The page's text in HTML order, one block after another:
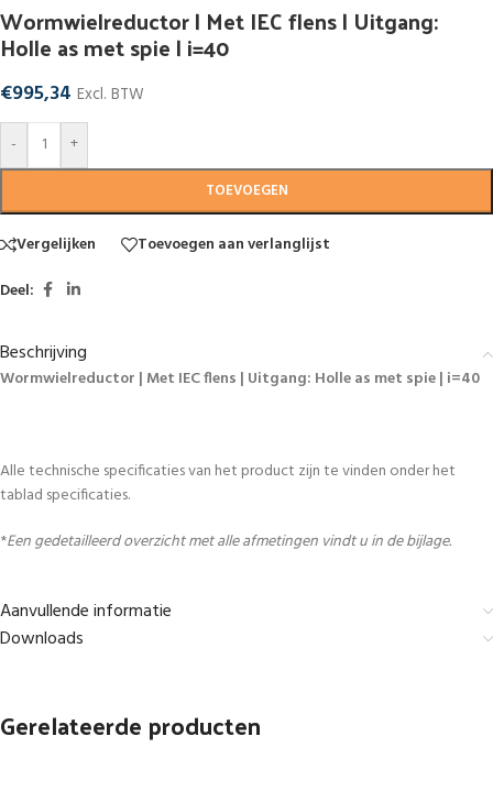
Wormwielreductor | Met IEC flens | Uitgang:
Holle as met spie | i=40
€995,34 Excl. BTW
-
+
TOEVOEGEN
Vergelijken
Toevoegen aan verlanglijst
Deel:
Beschrijving
Wormwielreductor | Met IEC flens | Uitgang: Holle as met spie | i=40
Alle technische specificaties van het product zijn te vinden onder het
tablad specificaties.
*Een gedetailleerd overzicht met alle afmetingen vindt u in de bijlage.
Aanvullende informatie
Downloads
Gerelateerde producten